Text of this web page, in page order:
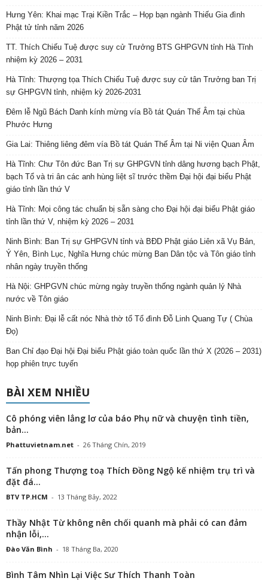
Hưng Yên: Khai mạc Trại Kiền Trắc – Họp bạn ngành Thiếu Gia đình
Phật tử tỉnh năm 2026
TT. Thích Chiếu Tuệ được suy cử Trưởng BTS GHPGVN tỉnh Hà Tĩnh
nhiệm kỳ 2026 – 2031
Hà Tĩnh: Thượng tọa Thích Chiếu Tuệ được suy cử tân Trưởng ban Trị
sự GHPGVN tỉnh, nhiệm kỳ 2026-2031
Đêm lễ Ngũ Bách Danh kính mừng vía Bồ tát Quán Thế Âm tại chùa
Phước Hưng
Gia Lai: Thiêng liêng đêm vía Bồ tát Quán Thế Âm tại Ni viện Quan Âm
Hà Tĩnh: Chư Tôn đức Ban Trị sự GHPGVN tỉnh dâng hương bạch Phật,
bạch Tổ và tri ân các anh hùng liệt sĩ trước thềm Đại hội đại biểu Phật
giáo tỉnh lần thứ V
Hà Tĩnh: Mọi công tác chuẩn bị sẵn sàng cho Đại hội đại biểu Phật giáo
tỉnh lần thứ V, nhiệm kỳ 2026 – 2031
Ninh Bình: Ban Trị sự GHPGVN tỉnh và BĐD Phật giáo Liên xã Vụ Bản,
Ý Yên, Bình Lục, Nghĩa Hưng chúc mừng Ban Dân tộc và Tôn giáo tỉnh
nhân ngày truyền thống
Hà Nội: GHPGVN chúc mừng ngày truyền thống ngành quản lý Nhà
nước về Tôn giáo
Ninh Bình: Đại lễ cất nóc Nhà thờ tổ Tổ đình Đỗ Linh Quang Tự ( Chùa
Đọ)
Ban Chỉ đạo Đại hội Đại biểu Phật giáo toàn quốc lần thứ X (2026 – 2031)
họp phiên trực tuyến
BÀI XEM NHIỀU
Cô phóng viên lẳng lơ của báo Phụ nữ và chuyện tình tiền,
bản...
Phattuvietnam.net - 26 Tháng Chín, 2019
Tấn phong Thượng toạ Thích Đồng Ngộ kế nhiệm trụ trì và
đặt đá...
BTV TP.HCM - 13 Tháng Bảy, 2022
Thầy Nhật Từ không nên chối quanh mà phải có can đảm
nhận lỗi,...
Đào Văn Bình - 18 Tháng Ba, 2020
Bình Tâm Nhìn Lại Việc Sư Thích Thanh Toàn